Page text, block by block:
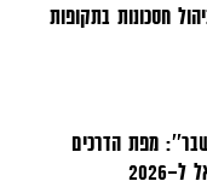
חסכונות בתקופות
מפת הדרכים
2026